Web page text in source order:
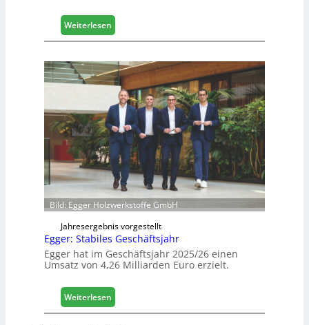
r
s
i
c
h
Weiterlesen
H
f
e
l
e
e
r
ö
f
n
e
t
L
i
t
k
Bild: Egger Holzwerkstoffe GmbH
Jahresergebnis vorgestellt
Egger: Stabiles Geschäftsjahr
Egger hat im Geschäftsjahr 2025/26 einen
Umsatz von 4,26 Milliarden Euro erzielt.
Weiterlesen
E